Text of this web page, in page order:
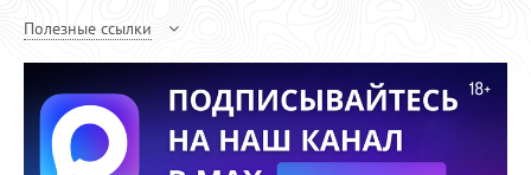
Полезные ссылки